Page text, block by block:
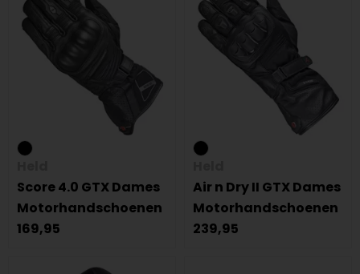
Score 4.0 GTX Dames
Motorhandschoenen
169,95
Air n Dry II GTX Dames
Motorhandschoenen
239,95